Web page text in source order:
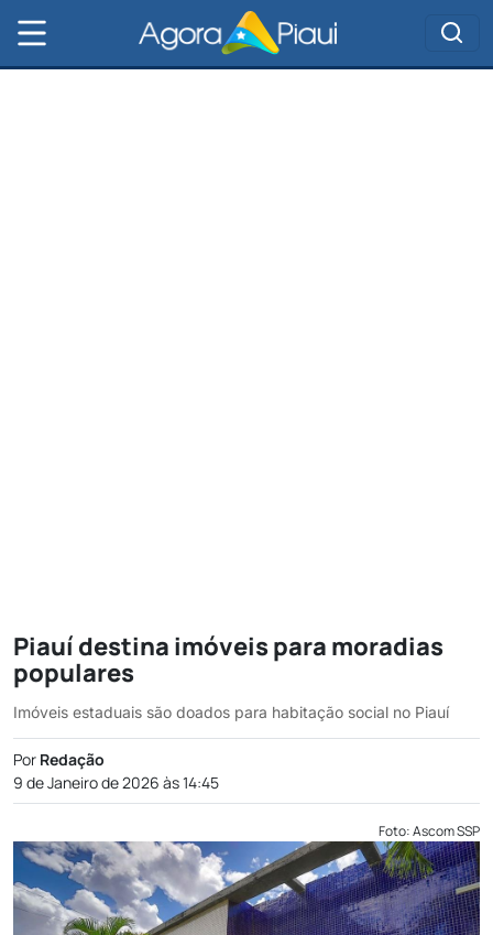
Piauí destina imóveis para moradias
populares
Imóveis estaduais são doados para habitação social no Piauí
Por Redação
9 de Janeiro de 2026 às 14:45
Foto: Ascom SSP